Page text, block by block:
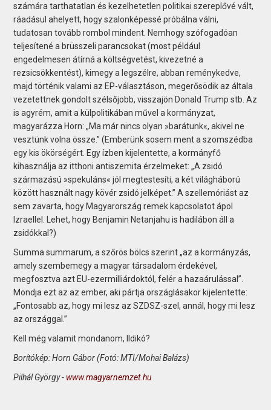
számára tarthatatlan és kezelhetetlen politikai szereplővé vált,
ráadásul ahelyett, hogy szalonképessé próbálna válni,
tudatosan tovább rombol mindent. Nemhogy szófogadóan
teljesítené a brüsszeli parancsokat (most például
engedelmesen átírná a költségvetést, kivezetné a
rezsicsökkentést), kimegy a legszélre, abban reménykedve,
majd történik valami az EP-választáson, megerősödik az általa
vezetettnek gondolt szélsőjobb, visszajön Donald Trump stb. Az
is agyrém, amit a külpolitikában művel a kormányzat,
magyarázza Horn: „Ma már nincs olyan »barátunk«, akivel ne
vesztünk volna össze.” (Emberünk sosem ment a szomszédba
egy kis ökörségért. Egy ízben kijelentette, a kormányfő
kihasználja az itthoni antiszemita érzelmeket: „A zsidó
származású »spekuláns« jól megtestesíti, a két világháború
között használt nagy kövér zsidó jelképet.” A szellemóriást az
sem zavarta, hogy Magyarország remek kapcsolatot ápol
Izraellel. Lehet, hogy Benjamin Netanjahu is hadilábon áll a
zsidókkal?)
Summa summarum, a szőrös bölcs szerint „az a kormányzás,
amely szembemegy a magyar társadalom érdekével,
megfosztva azt EU-ezermilliárdoktól, felér a hazaárulással”.
Mondja ezt az az ember, aki pártja országlásakor kijelentette:
„Fontosabb az, hogy mi lesz az SZDSZ-szel, annál, hogy mi lesz
az országgal.”
Kell még valamit mondanom, Ildikó?
Borítókép: Horn Gábor (Fotó: MTI/Mohai Balázs)
Pilhál György - www.magyarnemzet.hu